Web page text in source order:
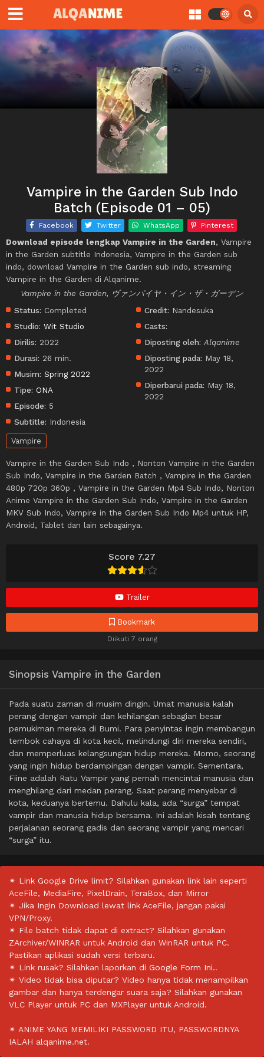
Score 7.27
Trailer
Bookmark
Diikuti 7 orang
Vampire in the Garden Sub Indo
Batch (Episode 01 – 05)
Facebook Twitter WhatsApp Pinterest
Download episode lengkap Vampire in the Garden, Vampire
in the Garden subtitle Indonesia, Vampire in the Garden sub
indo, download Vampire in the Garden sub indo, streaming
Vampire in the Garden di Alqanime.
Vampire in the Garden, ヴァンパイヤ・イン・ザ・ガーデン
Status: Completed
Studio: Wit Studio
Dirilis: 2022
Durasi: 26 min.
Musim: Spring 2022
Tipe: ONA
Episode: 5
Subtitle: Indonesia
Credit: Nandesuka
Casts:
Diposting oleh: Alqanime
Diposting pada: May 18,
2022
Diperbarui pada: May 18,
2022
Vampire
Vampire in the Garden Sub Indo , Nonton Vampire in the Garden
Sub Indo, Vampire in the Garden Batch , Vampire in the Garden
480p 720p 360p , Vampire in the Garden Mp4 Sub Indo, Nonton
Anime Vampire in the Garden Sub Indo, Vampire in the Garden
MKV Sub Indo, Vampire in the Garden Sub Indo Mp4 untuk HP,
Android, Tablet dan lain sebagainya.
Sinopsis Vampire in the Garden
Pada suatu zaman di musim dingin. Umat manusia kalah
perang dengan vampir dan kehilangan sebagian besar
pemukiman mereka di Bumi. Para penyintas ingin membangun
tembok cahaya di kota kecil, melindungi diri mereka sendiri,
dan memperluas kelangsungan hidup mereka. Momo, seorang
yang ingin hidup berdampingan dengan vampir. Sementara,
Fiine adalah Ratu Vampir yang pernah mencintai manusia dan
menghilang dari medan perang. Saat perang menyebar di
kota, keduanya bertemu. Dahulu kala, ada “surga” tempat
vampir dan manusia hidup bersama. Ini adalah kisah tentang
perjalanan seorang gadis dan seorang vampir yang mencari
“surga” itu.
✴ Link Google Drive limit? Silahkan gunakan link lain seperti
AceFile, MediaFire, PixelDrain, TeraBox, dan Mirror
✴ Jika Ingin Download lewat link AceFile, jangan pakai
VPN/Proxy.
✴ File batch tidak dapat di extract? Silahkan gunakan
ZArchiver/WINRAR untuk Android dan WinRAR untuk PC.
Pastikan aplikasi sudah versi terbaru.
✴ Link rusak? Silahkan laporkan di Google Form Ini..
✴ Video tidak bisa diputar? Video hanya tidak menampilkan
gambar dan hanya terdengar suara saja? Silahkan gunakan
VLC Player untuk PC dan MXPlayer untuk Android.
✴ ANIME YANG MEMILIKI PASSWORD ITU, PASSWORDNYA
IALAH alqanime.net.